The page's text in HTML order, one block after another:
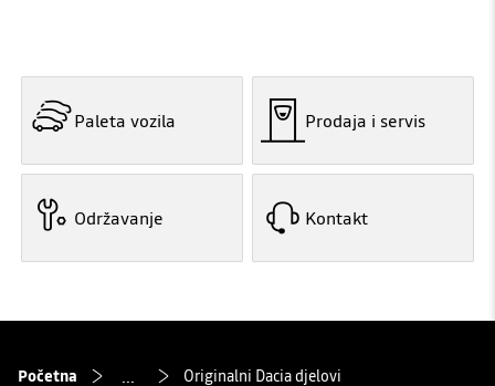
Paleta vozila Prodaja i servis
Održavanje Kontakt